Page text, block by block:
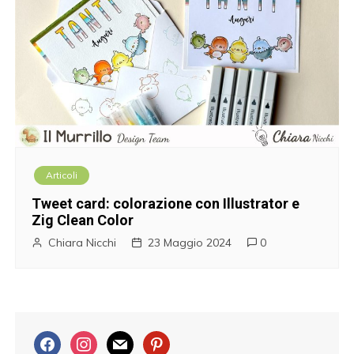
Articoli
Tweet card: colorazione con Illustrator e
Zig Clean Color
Chiara Nicchi 23 Maggio 2024 0
f
i
m
p